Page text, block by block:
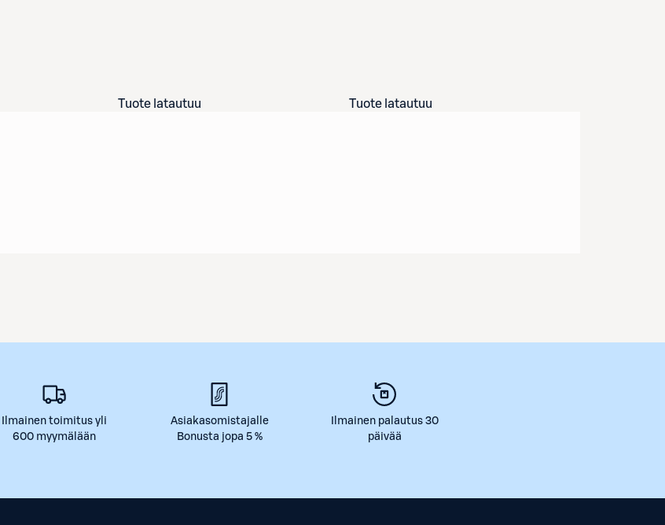
Tuote latautuu Tuote latautuu
Ilmainen toimitus yli
600 myymälään
Asiakasomistajalle
Bonusta jopa 5 %
Ilmainen palautus 30
päivää